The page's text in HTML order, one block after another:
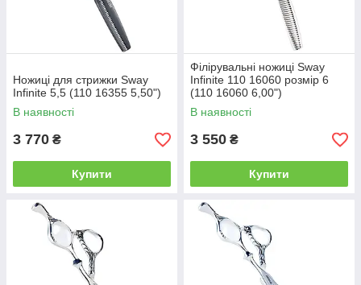
Ножиці для стрижки Sway
Infinite 5,5 (110 16355 5,50")
В наявності
3 770 ₴
Купити
Філірувальні ножиці Sway
Infinite 110 16060 розмір 6
(110 16060 6,00")
В наявності
3 550 ₴
Купити